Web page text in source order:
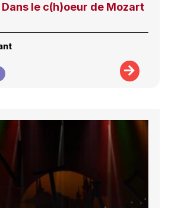
Dans le c(h)oeur de Mozart